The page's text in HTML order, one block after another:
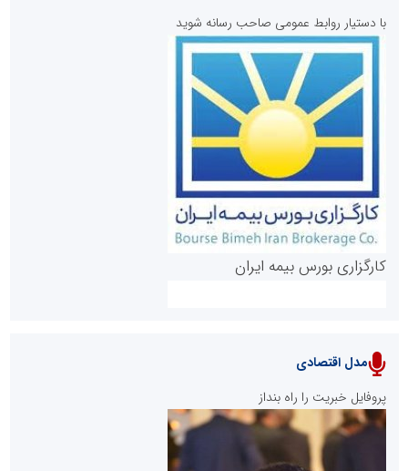
روابط عمومی خبرگزاری گزارش خبر
پایگاه خبری نهضت ملی مسکن
با دستیار روابط عمومی صاحب رسانه شوید
کارگزاری بورس بیمه ایران
مدل اقتصادی
پروفایل خبریت را راه بنداز